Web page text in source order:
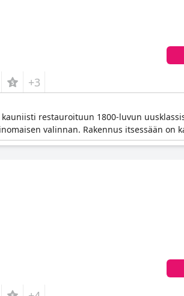
+3
restauroituun 1800-luvun
valinnan. Rakennus itsessään on